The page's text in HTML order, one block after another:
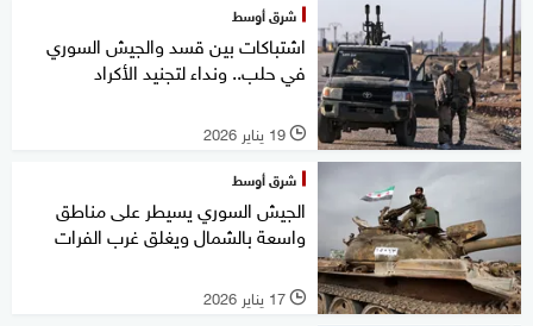
شرق أوسط
اشتباكات بين قسد والجيش السوري
في حلب.. ونداء لتجنيد الأكراد
l 19 يناير 2026
شرق أوسط
الجيش السوري يسيطر على مناطق
واسعة بالشمال ويغلق غرب الفرات
l 17 يناير 2026